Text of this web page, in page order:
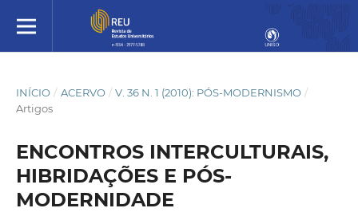
INÍCIO / ACERVO / V. 36 N. 1 (2010): PÓS-MODERNISMO /
Artigos
ENCONTROS INTERCULTURAIS,
HIBRIDAÇÕES E PÓS-
MODERNIDADE